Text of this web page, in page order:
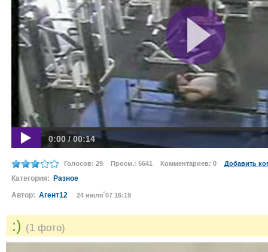
0:00 / 00:14
Голосов: 29 Просм.: 5641 Комментариев: 0 Добавить
Категория:
Разное
Автор: Агент12 24 июля´07 16:19
:) (1 фото)